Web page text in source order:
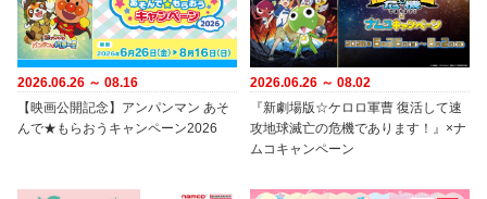
2026.06.26 ～ 08.16
【映画公開記念】アンパンマン あそ
んで★もらおうキャンペーン2026
2026.06.26 ～ 08.02
『新劇場版☆ケロロ軍曹 復活して速
攻地球滅亡の危機であります！』×ナ
ムコキャンペーン